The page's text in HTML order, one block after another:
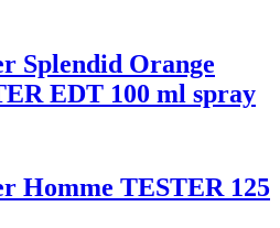
Splendid Orange
EDT 100 ml spray
Homme TESTER 125